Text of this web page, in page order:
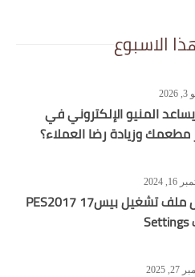
الاسبوع
المنيو الإلكتروني في
وزيادة رضا العملاء؟
تحميل ملف تشغيل بيس17 PES2017